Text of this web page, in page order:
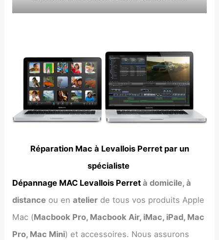
Réparation Mac à Levallois Perret par un
spécialiste
Dépannage MAC Levallois Perret à domicile, à
distance ou enatelier de tous vos produits Apple
Mac (Macbook Pro, Macbook Air, iMac, iPad, Mac
Pro, Mac Mini) et accessoires. Nous assurons